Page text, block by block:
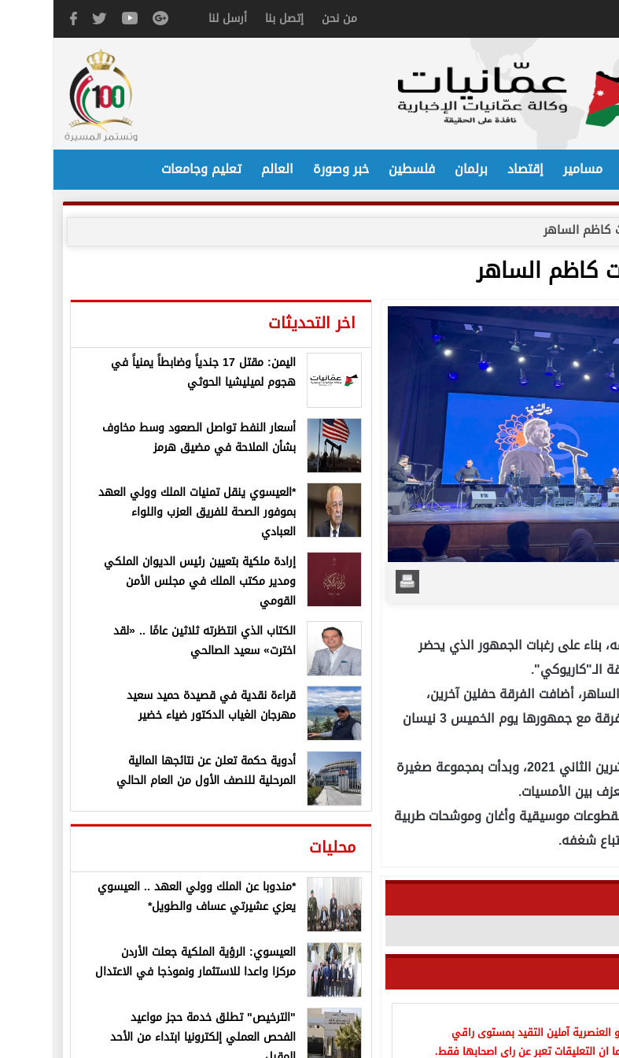
من نحن إتصل بنا أرسل لنا
مسامير إقتصاد برلمان فلسطين خبر وصورة العالم تعليم وجامعات
كاظم الساهر
كاظم الساهر
بناء على رغبات الجمهور الذي يحضر
الـ"كاريوكي".
أضافت الفرقة حفلين آخرين،
سيقامان بنفس المكان اليوم الجمعة وغدا السبت، على أن تلتقي الفرقة مع جمهورها يوم الخميس 3 نيسان
يذكر أن "وتر الشرق" هي مجموعة موسيقية شبابية تأسست في تشرين الثاني 2021، وبدأت بمجموعة صغيرة
بين الأمسيات.
موسيقية وأغان وموشحات طربية
شغفه.
العنصرية آملين التقيد بمستوى راقي
ان التعليقات تعبر عن راي اصحابها فقط.
اخر التحديثات
اليمن: مقتل 17 جندياً وضابطاً يمنياً في
هجوم لميليشيا الحوثي
أسعار النفط تواصل الصعود وسط مخاوف
بشأن الملاحة في مضيق هرمز
*العيسوي ينقل تمنيات الملك وولي العهد
بموفور الصحة للفريق العزب واللواء
العبادي
إرادة ملكية بتعيين رئيس الديوان الملكي
ومدير مكتب الملك في مجلس الأمن
القومي
الكتاب الذي انتظرته ثلاثين عامًا .. «لقد
اخترت» سعيد الصالحي
قراءة نقدية في قصيدة حميد سعيد
مهرجان الغياب الدكتور ضياء خضير
أدوية حكمة تعلن عن نتائجها المالية
المرحلية للنصف الأول من العام الحالي
محليات
*مندوبا عن الملك وولي العهد .. العيسوي
يعزي عشيرتي عساف والطويل*
العيسوي: الرؤية الملكية جعلت الأردن
مركزا واعدا للاستثمار ونموذجا في الاعتدال
"الترخيص" تطلق خدمة حجز مواعيد
الفحص العملي إلكترونيا ابتداء من الأحد